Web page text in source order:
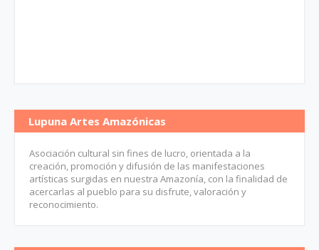
Lupuna Artes Amazónicas
Asociación cultural sin fines de lucro, orientada a la
creación, promoción y difusión de las manifestaciones
artísticas surgidas en nuestra Amazonía, con la finalidad de
acercarlas al pueblo para su disfrute, valoración y
reconocimiento.